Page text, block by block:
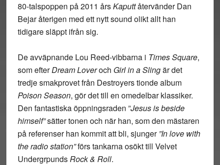
80-talspoppen på 2011 årsKaputtåtervänder Dan
Bejar återigen med ett nytt sound olikt allt han
tidigare släppt ifrån sig.
De avväpnande Lou Reed-vibbarna i Times Square,
som efterDream Loveroch Girl in a Slingär det
tredje smakprovet från Destroyers tionde album
Poison Season, gör det till en omedelbar klassiker.
Den fantastiska öppningsraden ”Jesus is beside
himself”sätter tonen och när han, som den mästaren
på referenser han kommit att bli, sjunger”In love with
the radio station”förs tankarna osökt till Velvet
UndergrpundsRock & Roll.